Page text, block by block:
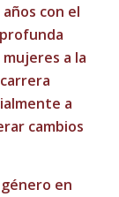
con el
a la
a
cambios
en